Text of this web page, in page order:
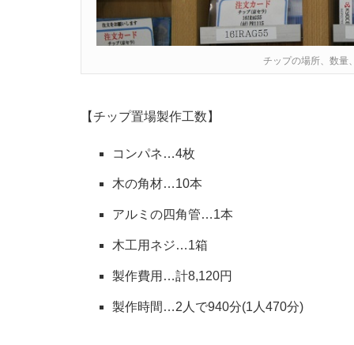
チップの場所、数量
【チップ置場製作工数】
コンパネ…4枚
木の角材…10本
アルミの四角管…1本
木工用ネジ…1箱
製作費用…計8,120円
製作時間…2人で940分(1人470分)